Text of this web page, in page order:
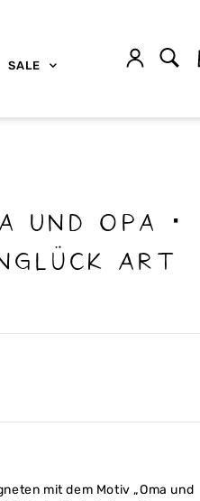
SALE
und Opa ·
Art
mit dem Motiv „Oma und